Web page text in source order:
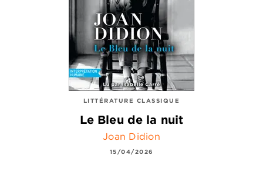
LITTÉRATURE CLASSIQUE
Le Bleu de la nuit
Joan Didion
15/04/2026